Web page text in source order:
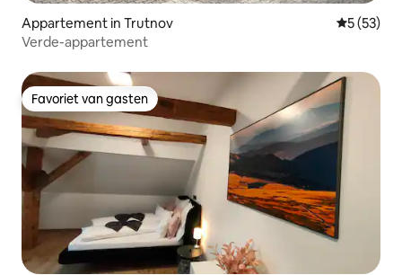
Appartement in Trutnov
5 (53)
Verde-appartement
Favoriet van gasten
Favoriet van gasten